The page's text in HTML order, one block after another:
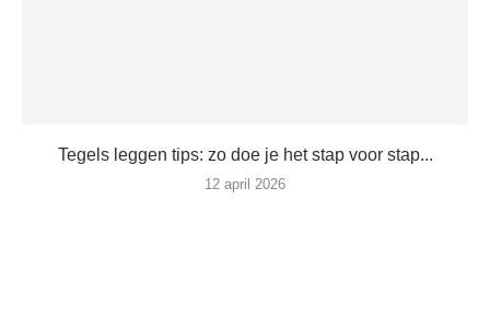
Tegels leggen tips: zo doe je het stap voor stap...
12 april 2026